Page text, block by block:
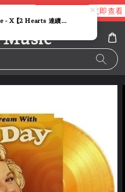
立即查看
Kylie Minogue - X 【2 Hearts 連續單曲 Kylie 電子流行最強回歸】 (黑膠唱片 LP)